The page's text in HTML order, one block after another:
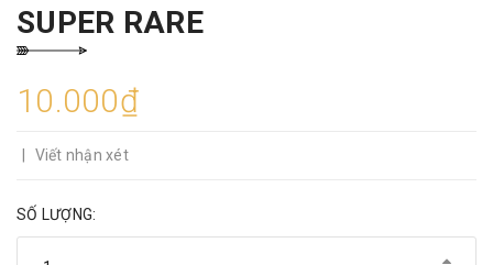
SUPER RARE
10.000₫
Viết nhận xét
SỐ LƯỢNG: